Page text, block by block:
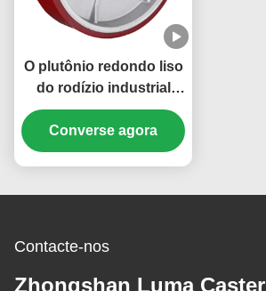
O plutônio redondo liso
do rodízio industrial
resistente roda a
capacidade de carga de
Whee do núcleo do
quilogramas a 1600kg
Converse agora
Contacte-nos
Zhongshan Luma Caster